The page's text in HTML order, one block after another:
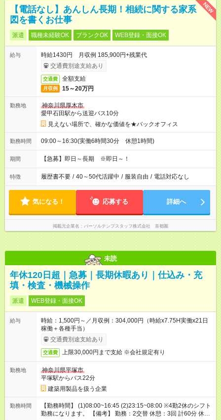
NEW
【電話なし】あんしん長期！相続に関する家系
図を書くお仕事
派遣 職種未経験OK ブランクOK WEB登録・面接OK
給与
時給1430円 月収例 185,900円+残業代
交通費別途支給あり
交通費 全額支給
月収例 15～20万円
勤務地
神奈川県厚木市
愛甲石田駅から送迎バス10分
見えない場所で、確かな価値を★バックオフィス
勤務時間 09:00～16:30(実働6時間30分 休憩1時間)
期間 【急募】即日～長期 ※即日～！
特徴 履歴書不要 / 40～50代活躍中 / 服装自由 / 電話対応なし
気になる！ 応募する 詳細へ
掲載元企業名 パーソルテンプスタッフ株式会社 首都圏
未読
年休120日超｜急募｜長期休暇あり｜仕込み・充
填・検査・機械操作
派遣 WEB登録・面接OK
給与
時給：1,500円～／月収例：304,000円（時給x7.75H実働x21日
稼働＋各種手当）
交通費別途支給あり
交通費 上限30,000円まで支給 ※会社規定有り
勤務地
神奈川県平塚市
平塚駅からバス22分
建築用製品を扱う企業
勤務時間
【勤務時間】 (1)08:00~16:45 (2)23:15~08:00 ※4勤2休のシフト
勤務になります。 【備考】 勤務：2交替 休憩：3回 計60分 休